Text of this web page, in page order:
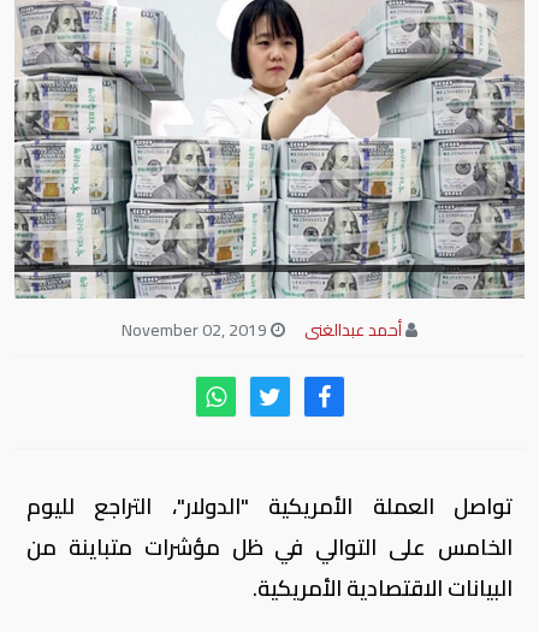
أحمد عبدالغنى
تواصل العملة الأمريكية "الدولار"، التراجع لليوم
الخامس على التوالي في ظل مؤشرات متباينة من
البيانات الاقتصادية الأمريكية.